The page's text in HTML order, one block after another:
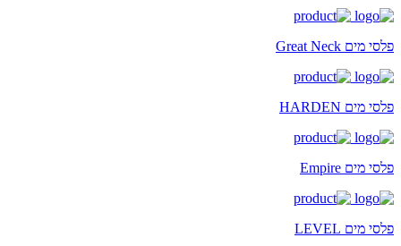
פלסי מים Great Neck
פלסי מים HARDEN
פלסי מים Empire
פלסי מים LEVEL